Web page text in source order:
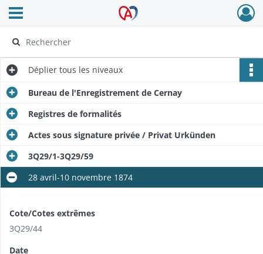
Archives Alsace - Colmar
Ouvrir le menu déroulant
Déplier tous les niveaux
Bureau de l'Enregistrement de Cernay
Registres de formalités
Actes sous signature privée / Privat Urkünden
3Q29/1-3Q29/59
28 avril-10 novembre 1874
Cote/Cotes extrêmes
3Q29/44
Date